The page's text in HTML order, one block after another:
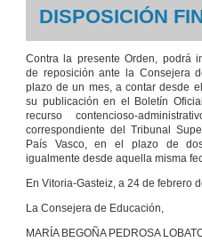
DISPOSICIÓN
Contra la presente Orden, podrá
de reposición ante la Consejera
plazo de un mes, a contar desde
su publicación en el Boletín
recurso contencioso-
correspondiente del Tribunal
País Vasco, en el plazo de
igualmente desde aquella misma
En Vitoria-Gasteiz, a 24 de febrero
La Consejera de Educación,
MARÍA BEGOÑA PEDROSA